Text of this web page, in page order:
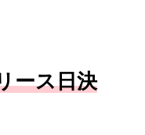
ース日決